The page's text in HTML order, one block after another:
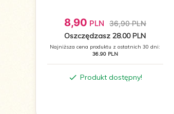
Produkt dostępny!
8,90 PLN 36,90 PLN
Oszczędzasz 28.00 PLN
Najniższa cena produktu z ostatnich 30 dni:
36.90 PLN